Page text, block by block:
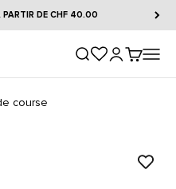
PARTIR DE CHF 40.00
Ouvrir la recherche
Ouvrir le
Voir leOuvrir
course